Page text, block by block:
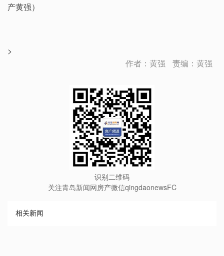
产黄强）
>
作者：黄强
责编：黄强
识别二维码
关注青岛新闻网房产微信qingdaonewsFC
相关新闻